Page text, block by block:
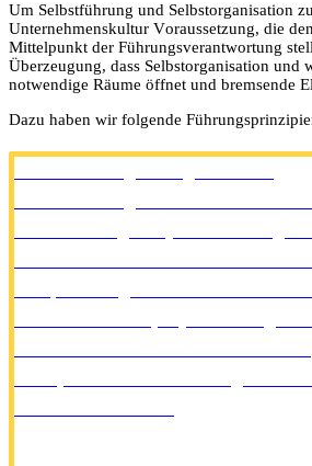
Um Selbstführung und Selbstorganisation
Unternehmenskultur Voraussetzung, die
Mittelpunkt der Führungsverantwortung
Überzeugung, dass Selbstorganisation und
notwendige Räume öffnet und bremsende
Dazu haben wir folgende